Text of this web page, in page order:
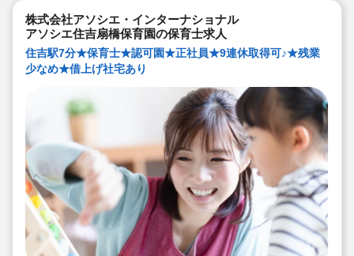
株式会社アソシエ・インターナショナル
アソシエ住吉扇橋保育園の保育士求人
住吉駅7分★保育士★認可園★正社員★9連休取得可♪★残業
少なめ★借上げ社宅あり